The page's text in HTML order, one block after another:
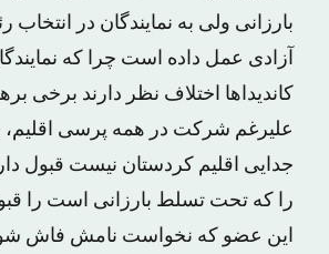
بارزانی ولی به نمایندگان در انتخاب
آزادی عمل داده است چرا که
کاندیداها اختلاف نظر دارند برخی
علیرغم شرکت در همه پرسی
جدایی اقلیم کردستان نیست قبول
را که تحت تسلط بارزانی است را
این عضو که نخواست نامش فاش